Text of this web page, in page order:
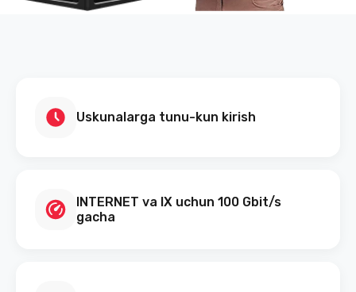
Uskunalarga tunu-kun kirish
INTERNET va IX uchun 100 Gbit/s
gacha